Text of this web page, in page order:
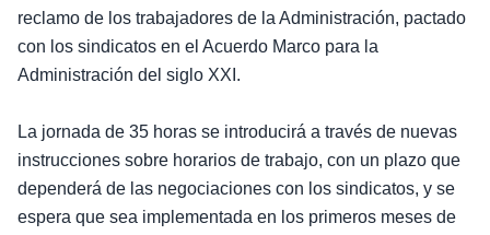
reclamo de los trabajadores de la Administración, pactado
con los sindicatos en el Acuerdo Marco para la
Administración del siglo XXI.
La jornada de 35 horas se introducirá a través de nuevas
instrucciones sobre horarios de trabajo, con un plazo que
dependerá de las negociaciones con los sindicatos, y se
espera que sea implementada en los primeros meses de